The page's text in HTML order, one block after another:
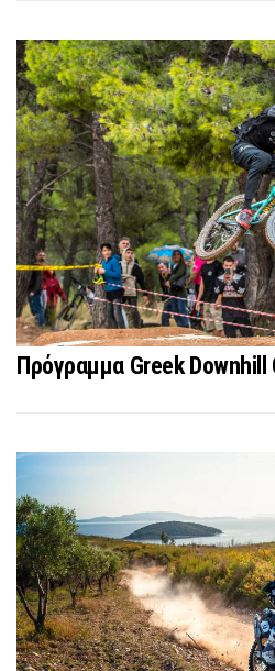
Πρόγραμμα Greek Downhill